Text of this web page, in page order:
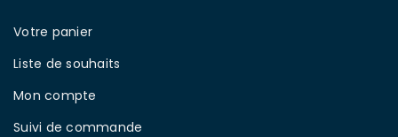
Votre panier
Liste de souhaits
Mon compte
Suivi de commande